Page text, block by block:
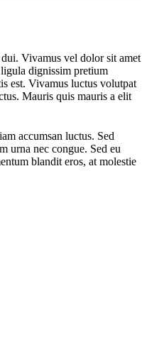
dui. Vivamus vel dolor sit amet
dignissim pretium
est. Vivamus luctus volutpat
Mauris quis mauris a elit
accumsan luctus. Sed
urna nec congue. Sed eu
blandit eros, at molestie